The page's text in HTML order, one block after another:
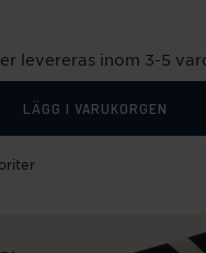
levereras inom 3-5
LÄGG I VARUKORGEN